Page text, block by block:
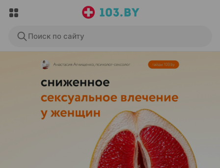
Поиск по сайту
ЭФФЕКТИВНАЯ РЕКЛАМА НА САЙТЕ